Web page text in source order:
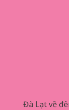
Đà Lạt về